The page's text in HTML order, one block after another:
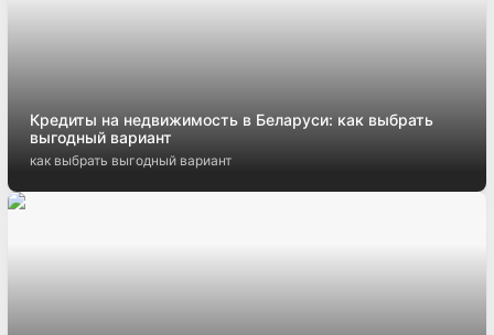
Кредиты на недвижимость в Беларуси: как выбрать
выгодный вариант
как выбрать выгодный вариант